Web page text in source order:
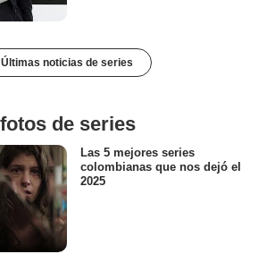
Últimas noticias de series
de series
Las 5 mejores series
colombianas que nos dejó el
2025